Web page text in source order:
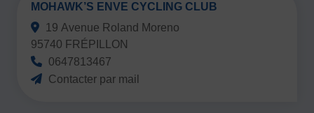
MOHAWK’S ENVE CYCLING CLUB
19 Avenue Roland Moreno
95740 FRÉPILLON
0647813467
Contacter par mail